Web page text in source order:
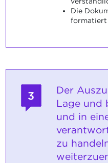
Die
formatiert
3
Der
Lage und
und in
zu